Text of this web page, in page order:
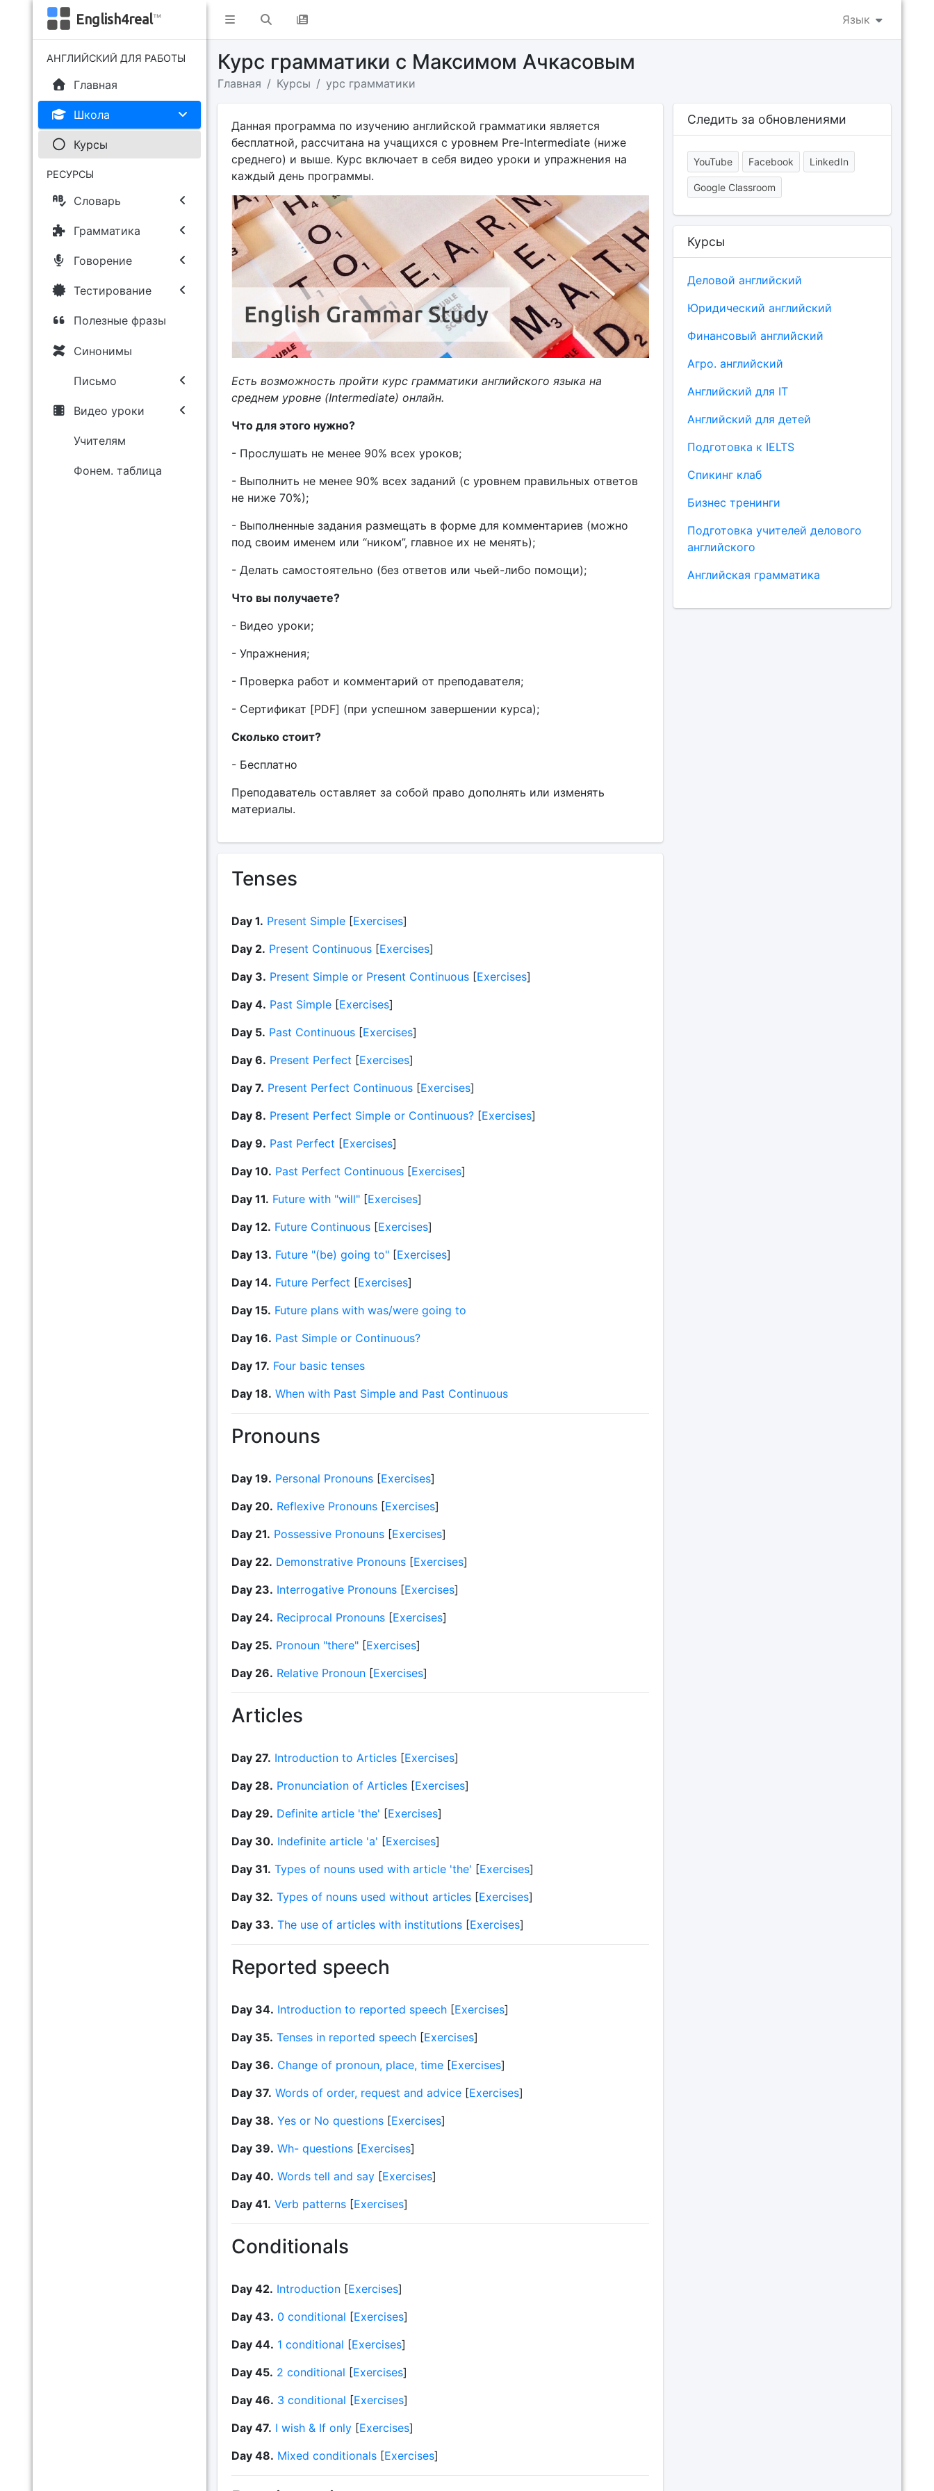
Язык
English4real™
АНГЛИЙСКИЙ ДЛЯ РАБОТЫ
Главная
Школа
Курсы
РЕСУРСЫ
Словарь
Грамматика
Говорение
Тестирование
Полезные фразы
Синонимы
Письмо
Видео уроки
Учителям
Фонем. таблица
Курс грамматики с Максимом Ачкасовым
Главная Курсы урс грамматики
Данная программа по изучению английской грамматики является
бесплатной, рассчитана на учащихся с уровнем Pre-Intermediate (ниже
среднего) и выше. Курс включает в себя видео уроки и упражнения на
каждый день программы.
Есть возможность пройти курс грамматики английского языка на
среднем уровне (Intermediate) онлайн.
Что для этого нужно?
- Прослушать не менее 90% всех уроков;
- Выполнить не менее 90% всех заданий (с уровнем правильных ответов
не ниже 70%);
- Выполненные задания размещать в форме для комментариев (можно
под своим именем или “ником”, главное их не менять);
- Делать самостоятельно (без ответов или чьей-либо помощи);
Что вы получаете?
- Видео уроки;
- Упражнения;
- Проверка работ и комментарий от преподавателя;
- Сертификат [PDF] (при успешном завершении курса);
Сколько стоит?
- Бесплатно
Преподаватель оставляет за собой право дополнять или изменять
материалы.
Tenses
Day 1. Present Simple[Exercises]
Day 2. Present Continuous[Exercises]
Day 3. Present Simple or Present Continuous[Exercises]
Day 4. Past Simple[Exercises]
Day 5. Past Continuous[Exercises]
Day 6. Present Perfect [Exercises]
Day 7. Present Perfect Continuous[Exercises]
Day 8. Present Perfect Simple or Continuous?[Exercises]
Day 9. Past Perfect [Exercises]
Day 10. Past Perfect Continuous[Exercises]
Day 11. Future with "will"[Exercises]
Day 12. Future Continuous[Exercises]
Day 13. Future "(be) going to"[Exercises]
Day 14. Future Perfect [Exercises]
Day 15. Future plans with was/were going to
Day 16. Past Simple or Continuous?
Day 17. Four basic tenses
Day 18. When with Past Simple and Past Continuous
Pronouns
Day 19. Personal Pronouns[Exercises]
Day 20. Reflexive Pronouns[Exercises]
Day 21. Possessive Pronouns[Exercises]
Day 22. Demonstrative Pronouns[Exercises]
Day 23. Interrogative Pronouns[Exercises]
Day 24. Reciprocal Pronouns[Exercises]
Day 25. Pronoun "there"[Exercises]
Day 26. Relative Pronoun[Exercises]
Articles
Day 27. Introduction to Articles[Exercises]
Day 28. Pronunciation of Articles[Exercises]
Day 29. Definite article 'the' [Exercises]
Day 30. Indefinite article 'a' [Exercises]
Day 31. Types of nouns used with article 'the' [Exercises]
Day 32. Types of nouns used without articles[Exercises]
Day 33. The use of articles with institutions[Exercises]
Reported speech
Day 34. Introduction to reported speech[Exercises]
Day 35. Tenses in reported speech[Exercises]
Day 36. Change of pronoun, place, time[Exercises]
Day 37. Words of order, request and advice[Exercises]
Day 38. Yes or No questions[Exercises]
Day 39. Wh- questions[Exercises]
Day 40. Words tell and say[Exercises]
Day 41. Verb patterns[Exercises]
Conditionals
Day 42. Introduction[Exercises]
Day 43. 0 conditional [Exercises]
Day 44. 1 conditional [Exercises]
Day 45. 2 conditional [Exercises]
Day 46. 3 conditional [Exercises]
Day 47. I wish & If only[Exercises]
Day 48. Mixed conditionals[Exercises]
Следить за обновлениями
YouTube Facebook LinkedIn
Google Classroom
Курсы
Деловой английский
Юридический английский
Финансовый английский
Агро. английский
Английский для IT
Английский для детей
Подготовка к IELTS
Спикинг клаб
Бизнес тренинги
Подготовка учителей делового
английского
Английская грамматика